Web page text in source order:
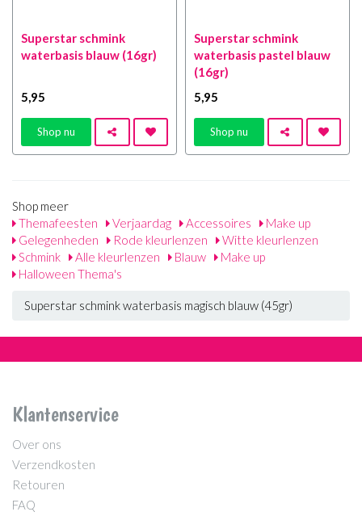
Superstar schmink
waterbasis blauw (16gr)
5 ,95
Shop nu
Superstar schmink
waterbasis pastel blauw
(16gr)
5 ,95
Shop nu
Shop meer
Themafeesten
Verjaardag Accessoires
Make up
Gelegenheden
Rode kleurlenzen
Witte kleurlenzen
Schmink
Alle kleurlenzen Blauw
Make up
Halloween Thema's
Superstar schmink waterbasis magisch blauw (45gr)
Klantenservice
Over ons
Verzendkosten
Retouren
FAQ